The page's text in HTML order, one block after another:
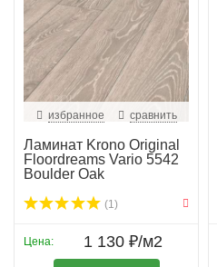
избранное сравнить
Ламинат Krono Original
Floordreams Vario 5542
Boulder Oak
(1)
Цена: 1 130 ₽/м2